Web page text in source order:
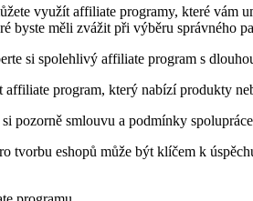
využít affiliate programy, které vám
byste měli zvážit při výběru správného
si spolehlivý affiliate program s
affiliate program, který nabízí produkty
si pozorně smlouvu a podmínky
tvorbu eshopů může být klíčem k